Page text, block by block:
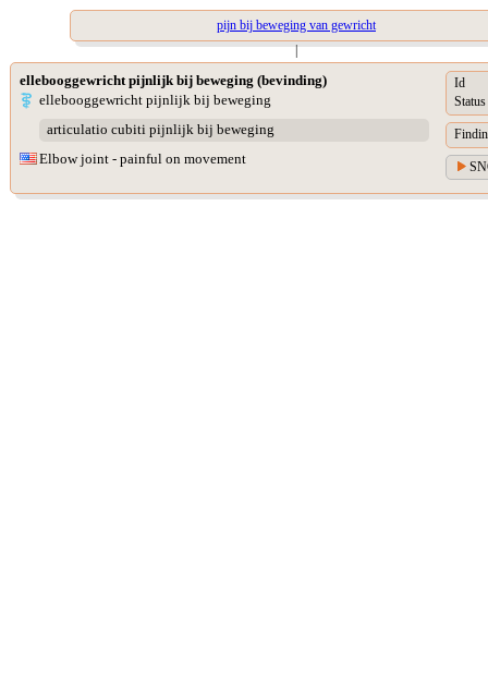
pijn bij beweging van gewricht
|
ellebooggewricht pijnlijk bij beweging (bevinding)
ellebooggewricht pijnlijk bij beweging
articulatio cubiti pijnlijk bij beweging
Elbow joint - painful on movement
Id
Status